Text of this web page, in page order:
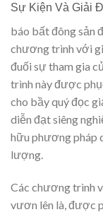
Sự Kiện Và Giải
báo bất đông sản
chương trình với
đuối sự tham gia
trình này được
cho bầy quý đọc
diễn đạt siêng
hữu phương pháp
lượng.
Các chương trình
vươn lên là, được